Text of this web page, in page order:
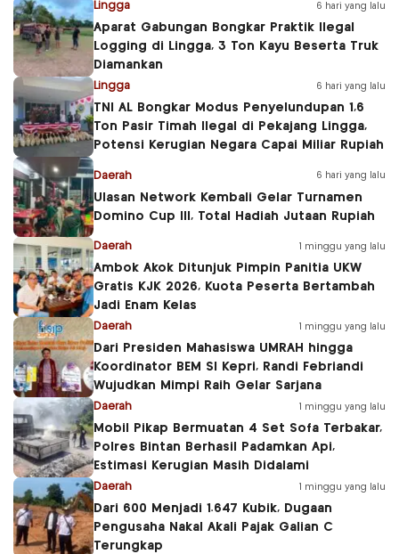
Lingga 6 hari yang lalu
Aparat Gabungan Bongkar Praktik Ilegal
Logging di Lingga, 3 Ton Kayu Beserta Truk
Diamankan
Lingga 6 hari yang lalu
TNI AL Bongkar Modus Penyelundupan 1,6
Ton Pasir Timah Ilegal di Pekajang Lingga,
Potensi Kerugian Negara Capai Miliar Rupiah
Daerah 6 hari yang lalu
Ulasan Network Kembali Gelar Turnamen
Domino Cup III, Total Hadiah Jutaan Rupiah
Daerah 1 minggu yang lalu
Ambok Akok Ditunjuk Pimpin Panitia UKW
Gratis KJK 2026, Kuota Peserta Bertambah
Jadi Enam Kelas
Daerah 1 minggu yang lalu
Dari Presiden Mahasiswa UMRAH hingga
Koordinator BEM SI Kepri, Randi Febriandi
Wujudkan Mimpi Raih Gelar Sarjana
Daerah 1 minggu yang lalu
Mobil Pikap Bermuatan 4 Set Sofa Terbakar,
Polres Bintan Berhasil Padamkan Api,
Estimasi Kerugian Masih Didalami
Daerah 1 minggu yang lalu
Dari 600 Menjadi 1.647 Kubik, Dugaan
Pengusaha Nakal Akali Pajak Galian C
Terungkap